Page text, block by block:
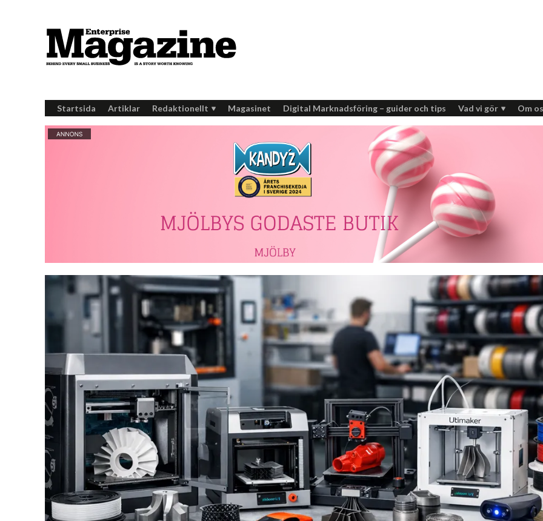
Startsida Artiklar Redaktionellt Magasinet Digital Marknadsföring – guider och tips Vad vi gör Om